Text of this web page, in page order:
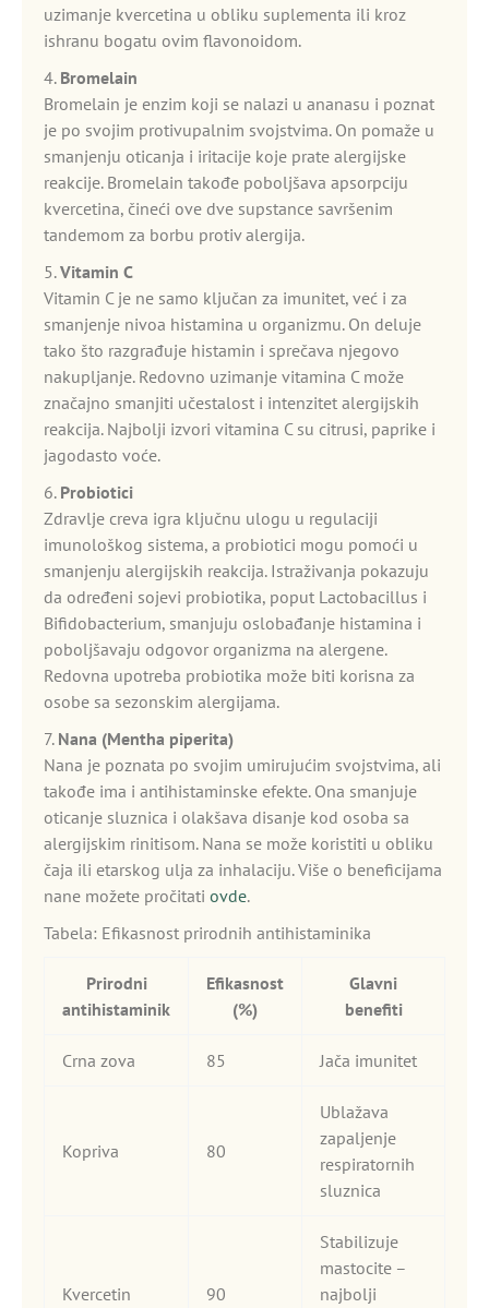
uzimanje kvercetina u obliku suplementa ili kroz
ishranu bogatu ovim flavonoidom.
4. Bromelain
Bromelain je enzim koji se nalazi u ananasu i poznat
je po svojim protivupalnim svojstvima. On pomaže u
smanjenju oticanja i iritacije koje prate alergijske
reakcije. Bromelain takođe poboljšava apsorpciju
kvercetina, čineći ove dve supstance savršenim
tandemom za borbu protiv alergija.
5.Vitamin C
Vitamin C je ne samo ključan za imunitet, već i za
smanjenje nivoa histamina u organizmu. On deluje
tako što razgrađuje histamin i sprečava njegovo
nakupljanje. Redovno uzimanje vitamina C može
značajno smanjiti učestalost i intenzitet alergijskih
reakcija. Najbolji izvori vitamina C su citrusi, paprike i
jagodasto voće.
6. Probiotici
Zdravlje creva igra ključnu ulogu u regulaciji
imunološkog sistema, a probiotici mogu pomoći u
smanjenju alergijskih reakcija. Istraživanja pokazuju
da određeni sojevi probiotika, poput Lactobacillus i
Bifidobacterium, smanjuju oslobađanje histamina i
poboljšavaju odgovor organizma na alergene.
Redovna upotreba probiotika može biti korisna za
osobe sa sezonskim alergijama.
7. Nana (Mentha piperita)
Nana je poznata po svojim umirujućim svojstvima, ali
takođe ima i antihistaminske efekte. Ona smanjuje
oticanje sluznica i olakšava disanje kod osoba sa
alergijskim rinitisom. Nana se može koristiti u obliku
čaja ili etarskog ulja za inhalaciju. Više o beneficijama
nane možete pročitati ovde.
Tabela: Efikasnost prirodnih antihistaminika
Prirodni
antihistaminik
Efikasnost
(%)
Glavni
benefiti
Crna zova 85 Jača imunitet
Kopriva 80
Ublažava
zapaljenje
respiratornih
sluznica
Kvercetin 90
Stabilizuje
mastocite –
najbolji